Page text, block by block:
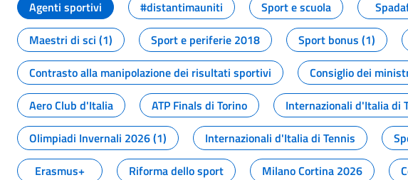
Agenti sportivi
#distantimauniti Sport e scuola
Maestri di sci (1)
Sport e periferie 2018 Sport bonus (1)
Contrasto alla manipolazione dei risultati sportivi
Consiglio dei
Aero Club d'Italia
ATP Finals di Torino Internazionali d'Italia di
Olimpiadi Invernali 2026 (1)
Internazionali d'Italia di Tennis
Erasmus+
Riforma dello sport Milano Cortina 2026